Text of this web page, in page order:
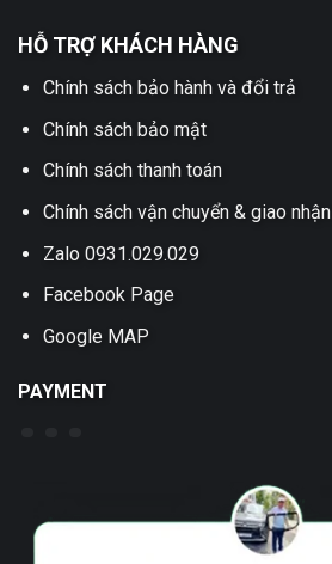
HỖ TRỢ KHÁCH HÀNG
Chính sách bảo hành và đổi trả
Chính sách bảo mật
Chính sách thanh toán
Chính sách vận chuyển & giao nhận
Zalo 0931.029.029
Facebook Page
Google MAP
PAYMENT